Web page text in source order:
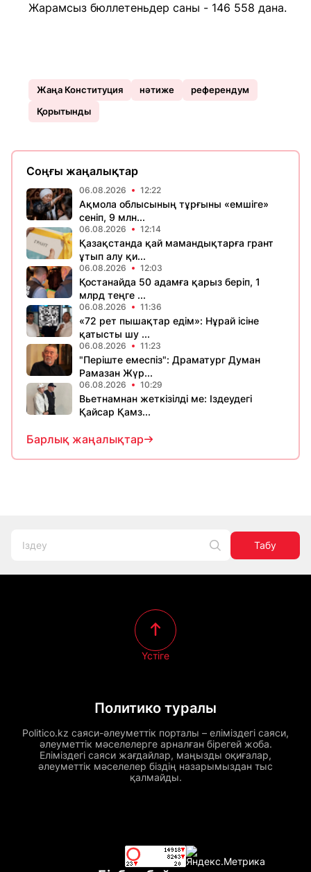
Жарамсыз бюллетеньдер саны - 146 558 дана.
Жаңа Конституция нәтиже
референдум
Қорытынды
Соңғы жаңалықтар
06.08.2026 12:22
Ақмола облысының тұрғыны «емшіге»
сеніп, 9 млн...
06.08.2026 12:14
Қазақстанда қай мамандықтарға грант
ұтып алу қи...
06.08.2026 12:03
Қостанайда 50 адамға қарыз беріп, 1
млрд теңге ...
06.08.2026 11:36
«72 рет пышақтар едім»: Нұрай ісіне
қатысты шу ...
06.08.2026 11:23
​"Періште емеспіз": Драматург Думан
Рамазан Жүр...
06.08.2026 10:29
Вьетнамнан жеткізілді ме: Іздеудегі
Қайсар Қамз...
Барлық жаңалықтар
Табу
Политико туралы
Politico.kz саяси-әлеуметтік порталы – еліміздегі саяси,
әлеуметтік мәселелерге арналған бірегей жоба.
Еліміздегі саяси жағдайлар, маңызды оқиғалар,
әлеуметтік мәселелер біздің назарымыздан тыс
қалмайды.
Үстіге